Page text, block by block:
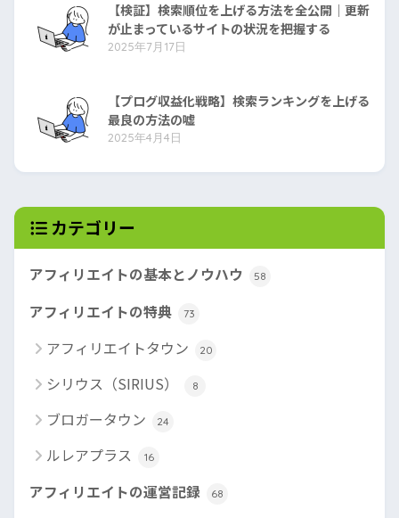
【検証】検索順位を上げる方法を全公開｜更新
が止まっているサイトの状況を把握する
2025年7月17日
【プログ収益化戦略】検索ランキングを上げる
最良の方法の嘘
2025年4月4日
カテゴリー
アフィリエイトの基本とノウハウ 58
アフィリエイトの特典 73
アフィリエイトタウン 20
シリウス（SIRIUS） 8
ブロガータウン 24
ルレアプラス 16
アフィリエイトの運営記録 68